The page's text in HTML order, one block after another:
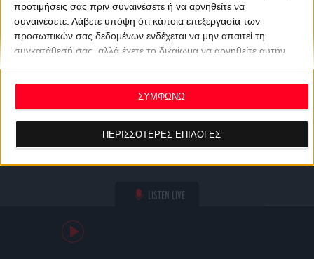
προτιμήσεις σας πριν συναινέσετε ή να αρνηθείτε να
συναινέσετε. Λάβετε υπόψη ότι κάποια επεξεργασία των
προσωπικών σας δεδομένων ενδέχεται να μην απαιτεί τη
συγκατάθεσή σας, αλλά έχετε το δικαίωμα να αρνηθείτε αυτήν
ανακαλέσετε τη συγκατάθεσή σας ανά πάσα στιγμή
επιστρέφοντας σε αυτόν τον ιστότοπο και κάνοντας κλικ στο
κουμπί "Απορρήτου" στο κάτω μέρος της ιστοσελίδας.
ΠΕΡΙΣΣΟΤΕΡΕΣ ΕΠΙΛΟΓΕΣ
ΣΥΜΦΩΝΩ
LISTEN LIVE